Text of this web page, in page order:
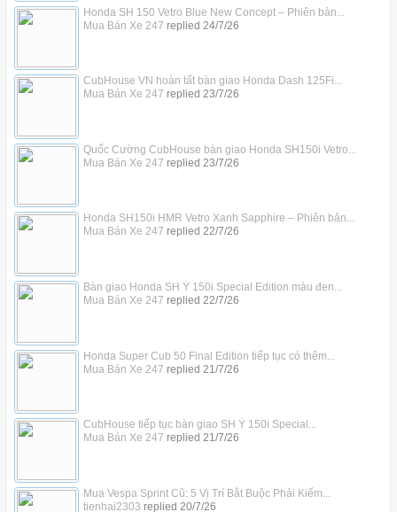
Honda SH 150 Vetro Blue New Concept – Phiên bản...
Mua Bán Xe 247 replied 24/7/26
CubHouse VN hoàn tất bàn giao Honda Dash 125Fi...
Mua Bán Xe 247 replied 23/7/26
Quốc Cường CubHouse bàn giao Honda SH150i Vetro...
Mua Bán Xe 247 replied 23/7/26
Honda SH150i HMR Vetro Xanh Sapphire – Phiên bản...
Mua Bán Xe 247 replied 22/7/26
Bàn giao Honda SH Ý 150i Special Edition màu đen...
Mua Bán Xe 247 replied 22/7/26
Honda Super Cub 50 Final Edition tiếp tục có thêm...
Mua Bán Xe 247 replied 21/7/26
CubHouse tiếp tục bàn giao SH Ý 150i Special...
Mua Bán Xe 247 replied 21/7/26
Mua Vespa Sprint Cũ: 5 Vị Trí Bắt Buộc Phải Kiểm...
tienhai2303 replied 20/7/26